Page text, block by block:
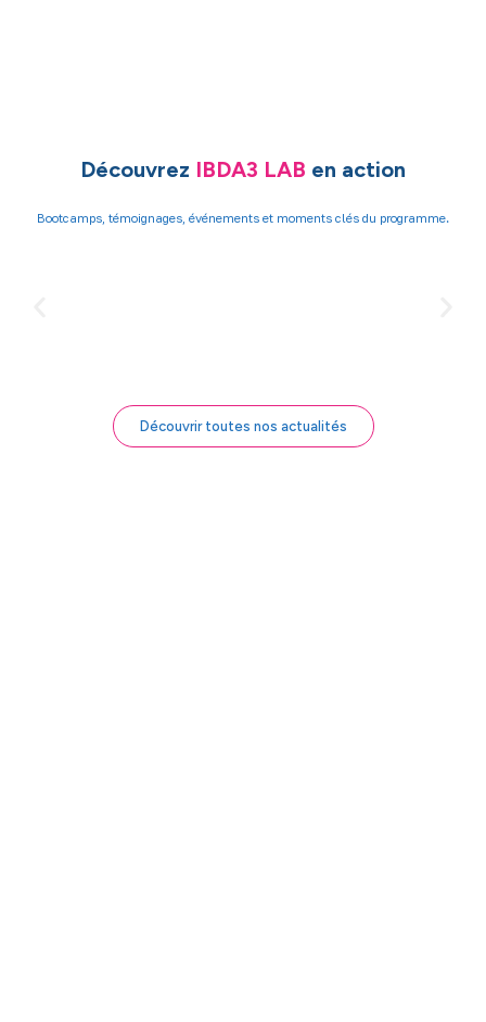
Découvrez IBDA3 LAB en action
Bootcamps, témoignages, événements et moments clés du programme.
Découvrir toutes nos actualités